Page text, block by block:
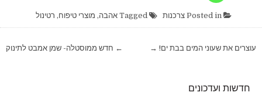
צרכנות אהבה, מוצרי טיפוח, רטינול
ניווט ← חדש ממוסטלה- שמן אמבט לתינוק עוצרים את שעוני המים בבת ים! →
חדשות ועדכונים